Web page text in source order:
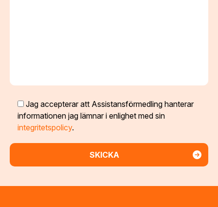
Jag accepterar att Assistansförmedling hanterar
informationen jag lämnar i enlighet med sin
integritetspolicy.